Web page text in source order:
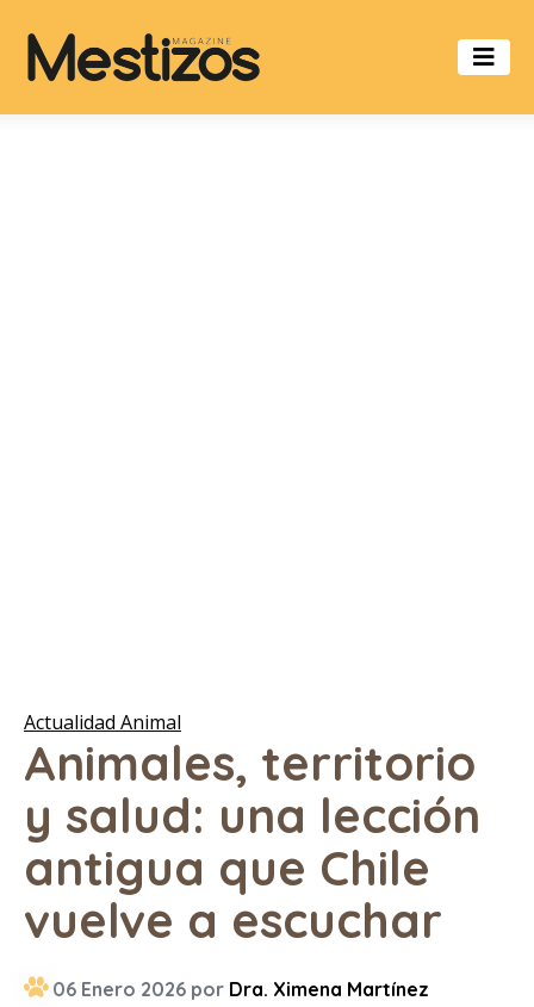
Actualidad Animal
Animales, territorio
y salud: una lección
antigua que Chile
vuelve a escuchar
06 Enero 2026 por Dra. Ximena Martínez